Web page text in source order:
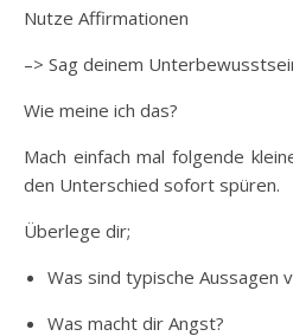
Nutze Affirmationen
–> Sag deinem
Wie meine ich das?
Mach einfach mal folgende
den Unterschied sofort spüren.
Überlege dir;
Was sind typische Aussagen
Was macht dir Angst?